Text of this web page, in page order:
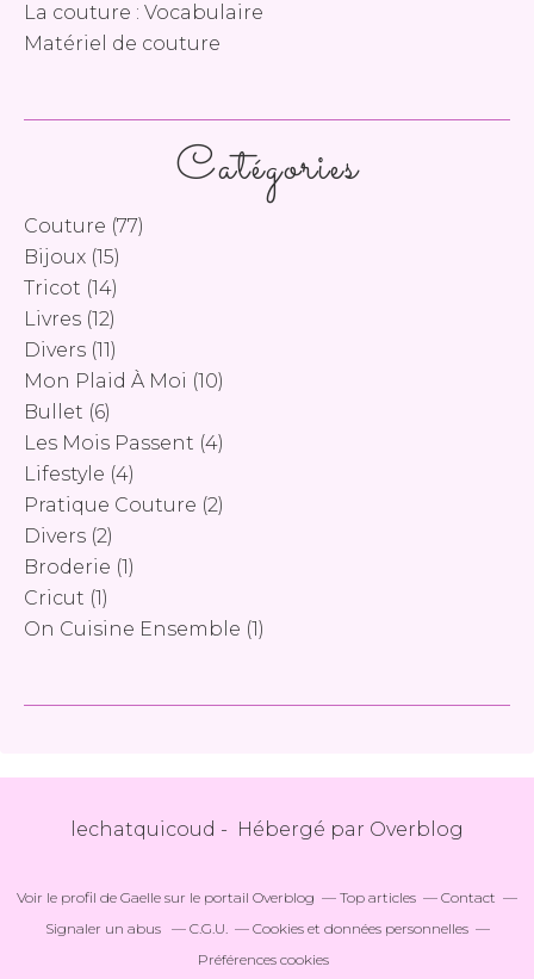
Catégories
Couture (77)
Bijoux (15)
Tricot (14)
Livres (12)
Divers (11)
Mon Plaid À Moi (10)
Bullet (6)
Les Mois Passent (4)
Lifestyle (4)
Pratique Couture (2)
Divers (2)
Broderie (1)
Cricut (1)
On Cuisine Ensemble (1)
La couture : Vocabulaire
Matériel de couture
lechatquicoud - Hébergé par Overblog
Voir le profil de Gaelle sur le portail Overblog Top articles
Contact
Signaler un abus
C.G.U.
Cookies et données personnelles
Préférences cookies